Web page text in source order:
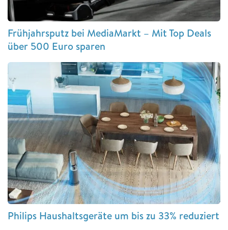
Frühjahrsputz bei MediaMarkt – Mit Top Deals
über 500 Euro sparen
Philips Haushaltsgeräte um bis zu 33% reduziert